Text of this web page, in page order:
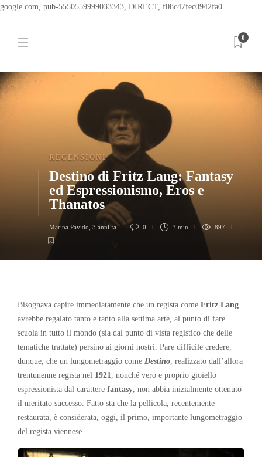
google.com, pub-5550559999033343, DIRECT, f08c47fec0942fa0
0
RECENSIONI
Destino di Fritz Lang: Fantasy
ed Espressionismo, Eros e
Thanatos
Marina Pavido 3 anni fa 0 3 min 897
Bisognava capire immediatamente che un regista come Fritz Lang
avrebbe regalato tanto e tanto alla settima arte, al punto di fare
scuola in tutto il mondo (sia dal punto di vista registico che delle
tematiche trattate) persino ai giorni nostri. Pare difficile credere,
dunque, che un lungometraggio come Destino, realizzato dall’allora
trentunenne regista nel 1921, nonché vero e proprio gioiello
espressionista dal carattere fantasy, non abbia inizialmente ottenuto
il meritato successo. Fatto sta che la pellicola, recentemente
restaurata, è considerata, oggi, il primo, importante lungometraggio
del regista viennese.